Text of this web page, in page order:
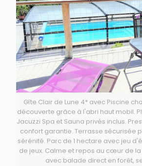
Gîte Clair de Lune 4* avec Piscine
découverte grâce à l'abri haut mobil.
Jacuzzi Spa et Sauna privés inclus.
confort garantie. Terrasse sécurisée
sérénité. Parc de 1 hectare avec jeu
de jeux. Calme et repos au cœur de
avec balade direct en forêt,